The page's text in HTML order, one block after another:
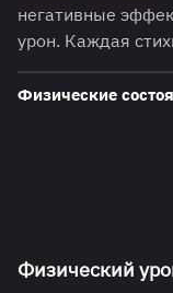
негативные
урон. Каждая
Физические
Физический